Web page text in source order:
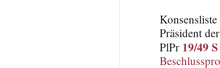
Präsident
PlPr 19/49 S